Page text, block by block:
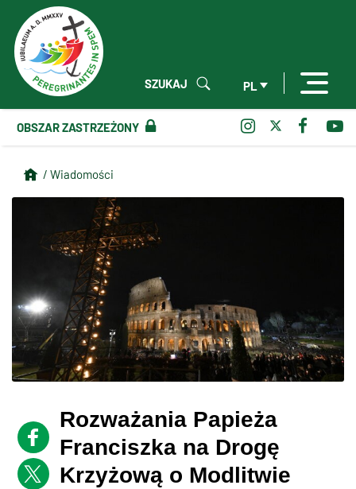
PL
SZUKAJ
OBSZAR ZASTRZEŻONY
/ Wiadomości
Rozważania Papieża
Franciszka na Drogę
Krzyżową o Modlitwie